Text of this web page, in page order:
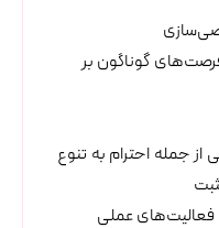
گوناگون بر
جمله احترام به تنوع
فعالیت‌های عملی